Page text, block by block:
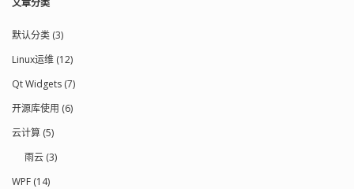
默认分类 (3)
Linux运维 (12)
Qt Widgets (7)
开源库使用 (6)
云计算 (5)
雨云 (3)
WPF (14)